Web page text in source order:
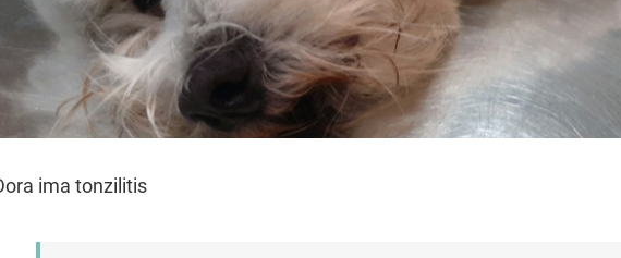
ima tonzilitis